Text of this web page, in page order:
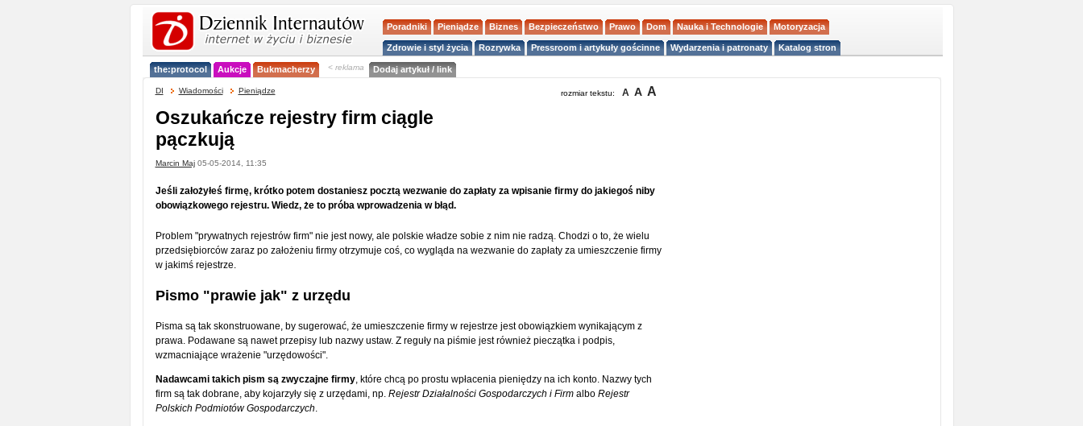
Poradniki Pieniądze Biznes Bezpieczeństwo Prawo Dom Nauka i Technologie Motoryzacja
Zdrowie i styl życia Rozrywka Pressroom i artykuły gościnne Wydarzenia i patronaty Katalog stron
the:protocol Aukcje Bukmacherzy < reklama Dodaj artykuł / link
DI Wiadomości Pieniądze rozmiar tekstu: A A A
Oszukańcze rejestry firm ciągle
pączkują
Marcin Maj05-05-2014, 11:35
Jeśli założyłeś firmę, krótko potem dostaniesz pocztą wezwanie do zapłaty za wpisanie firmy do jakiegoś niby
obowiązkowego rejestru. Wiedz, że to próba wprowadzenia w błąd.
Problem "prywatnych rejestrów firm" nie jest nowy, ale polskie władze sobie z nim nie radzą. Chodzi o to, że wielu
przedsiębiorców zaraz po założeniu firmy otrzymuje coś, co wygląda na wezwanie do zapłaty za umieszczenie firmy
w jakimś rejestrze.
Pismo "prawie jak" z urzędu
Pisma są tak skonstruowane, by sugerować, że umieszczenie firmy w rejestrze jest obowiązkiem wynikającym z
prawa. Podawane są nawet przepisy lub nazwy ustaw. Z reguły na piśmie jest również pieczątka i podpis,
wzmacniające wrażenie "urzędowości".
Nadawcami takich pism są zwyczajne firmy, które chcą po prostu wpłacenia pieniędzy na ich konto. Nazwy tych
firm są tak dobrane, aby kojarzyły się z urzędami, np. Rejestr Działalności Gospodarczych i Firmalbo Rejestr
Polskich Podmiotów Gospodarczych.